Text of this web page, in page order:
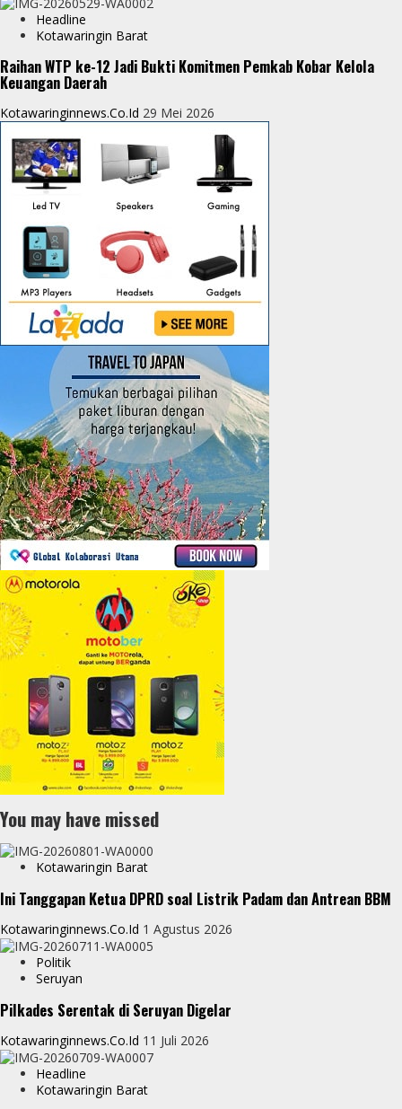
Headline
Kotawaringin Barat
Raihan WTP ke-12 Jadi Bukti Komitmen Pemkab Kobar Kelola
Keuangan Daerah
Kotawaringinnews.co.id 29 Mei 2026
You may have missed
Kotawaringin Barat
Ini Tanggapan Ketua DPRD soal Listrik Padam dan Antrean BBM
Kotawaringinnews.co.id 1 Agustus 2026
Politik
Seruyan
Pilkades Serentak di Seruyan Digelar
Kotawaringinnews.co.id 11 Juli 2026
Headline
Kotawaringin Barat